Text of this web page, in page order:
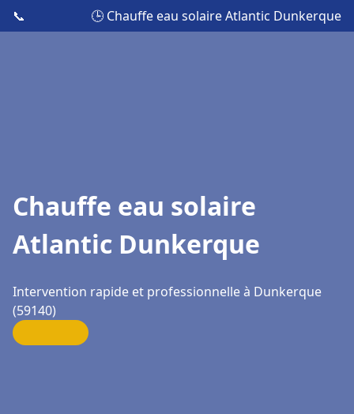
📞 🕒 Chauffe eau solaire Atlantic Dunkerque
Chauffe eau solaire
Atlantic Dunkerque
Intervention rapide et professionnelle à Dunkerque
(59140)